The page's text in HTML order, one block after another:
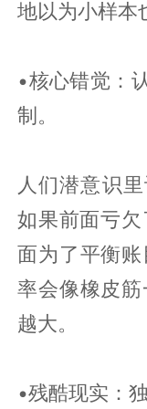
地以为小样本
•核心错觉：
制。
人们潜意识
如果前面亏
面为了平衡
率会像橡皮
越大。
•残酷现实：